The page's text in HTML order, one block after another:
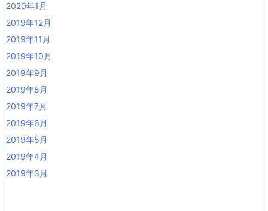
2020年1月
2019年12月
2019年11月
2019年10月
2019年9月
2019年8月
2019年7月
2019年6月
2019年5月
2019年4月
2019年3月